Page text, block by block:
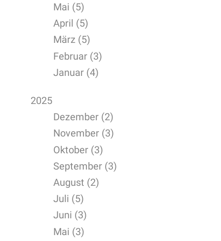
Mai (5)
April (5)
März (5)
Februar (3)
Januar (4)
2025
Dezember (2)
November (3)
Oktober (3)
September (3)
August (2)
Juli (5)
Juni (3)
Mai (3)